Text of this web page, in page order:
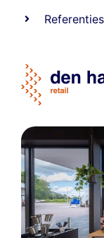
Referenties